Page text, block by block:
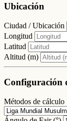
Ubicación
Ciudad / Ubicación
Longitud
Latitud
Altitud (m)
Configuración
Métodos de cálculo